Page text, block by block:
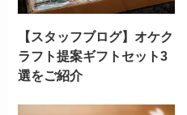
【スタッフブログ】オケク
ラフト提案ギフトセット3
選をご紹介